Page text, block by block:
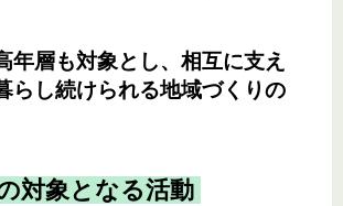
層も対象とし、相互に支え
らし続けられる地域づくりの
対象となる活動